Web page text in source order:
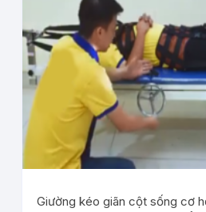
Giường kéo giãn cột sống cơ